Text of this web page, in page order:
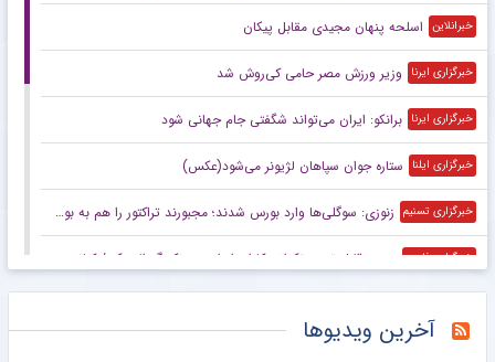
خبرانلاین اسلحه پنهان مجیدی مقابل پیکان
خبرگزاری ایرنا وزیر ورزش مصر حامی کی‌روش شد
خبرگزاری ایرنا برانکو: ایران می‌تواند شگفتی جام جهانی شود
خبرگزاری ایلنا ستاره جوان سپاهان لژیونر می‌شود(عکس)
خبرگزاری تسنیم زنوزی: سوگلی‌ها وارد بورس شدند؛ مجبورند تراکتور را هم به بورس ببرند/ بدهی‌های ما کمتر از ۲ میلیارد تومان است
خبرگزاری فارس صعود قابل توجه تکواندوکاران ایران در رنکینگ المپیکی/ کیانی و میرحسینی در جمع ۲۰ تکواندوکار برتر جهان
خبرگزاری میزان
آخرین ویدیوها